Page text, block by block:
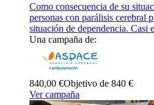
Como consecuencia de su
personas con parálisis cerebral
situación de dependencia.
Una campaña de:
840,00 €Objetivo de 840 €
Ver campaña